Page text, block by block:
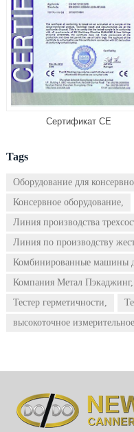
Сертификат CE
Tags
Оборудование для
Консервное оборудование,
Линия производства
Линия по производству
Комбинированные машины
Компания Метал Пэкаджинг,
Тестер герметичности,
высокоточное